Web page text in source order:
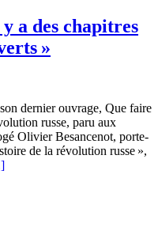
a des chapitres
»
dernier ouvrage, Que faire
russe, paru aux
Olivier Besancenot, porte-
de la révolution russe »,